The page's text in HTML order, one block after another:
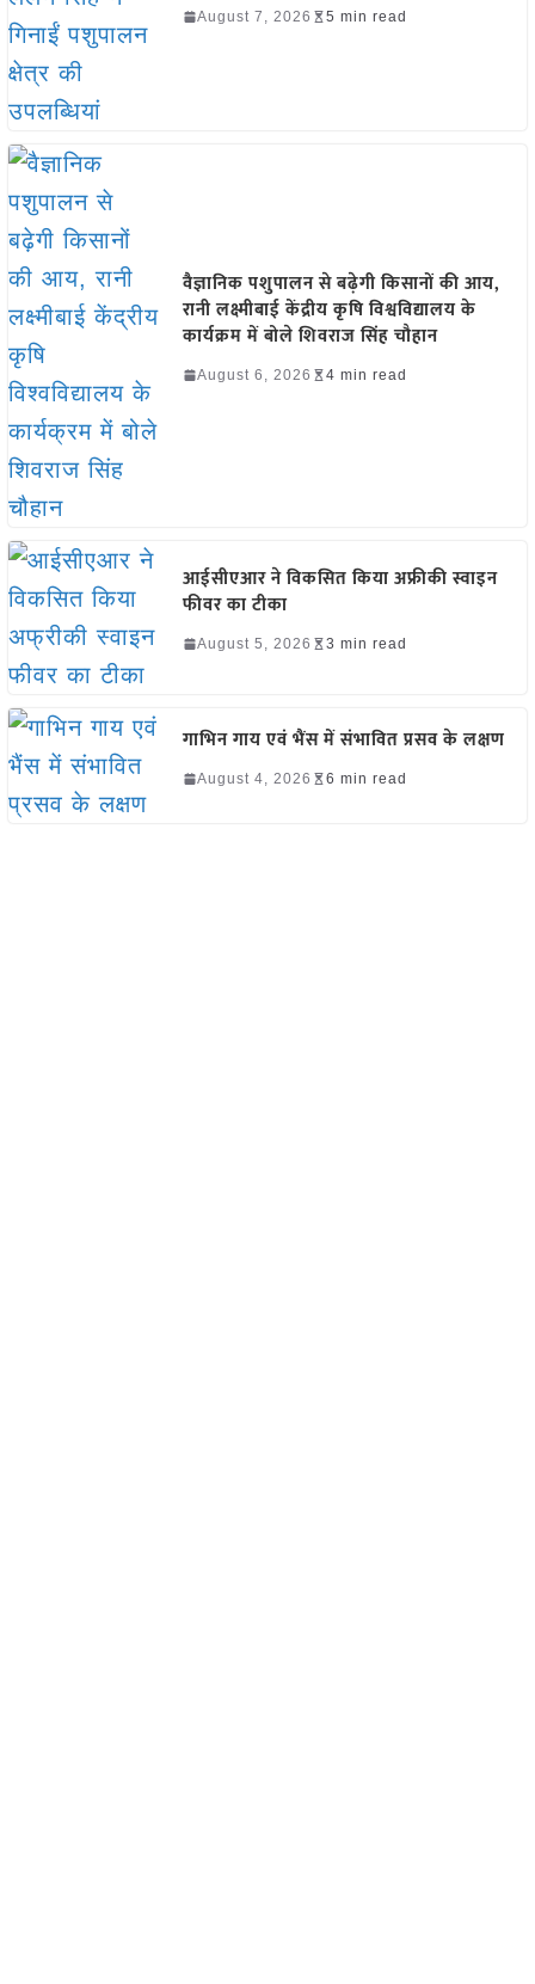
August 7, 2026 5 min read
वैज्ञानिक पशुपालन से बढ़ेगी किसानों की आय,
रानी लक्ष्मीबाई केंद्रीय कृषि विश्वविद्यालय के
कार्यक्रम में बोले शिवराज सिंह चौहान
August 6, 2026 4 min read
आईसीएआर ने विकसित किया अफ्रीकी स्वाइन
फीवर का टीका
August 5, 2026 3 min read
गाभिन गाय एवं भैंस में संभावित प्रसव के लक्षण
August 4, 2026 6 min read